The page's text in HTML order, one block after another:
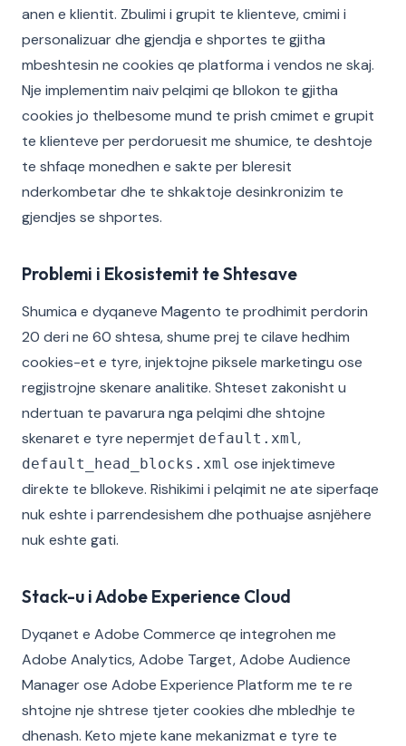
anen e klientit. Zbulimi i grupit te klienteve, cmimi i
personalizuar dhe gjendja e shportes te gjitha
mbeshtesin ne cookies qe platforma i vendos ne skaj.
Nje implementim naiv pelqimi qe bllokon te gjitha
cookies jo thelbesome mund te prish cmimet e grupit
te klienteve per perdoruesit me shumice, te deshtoje
te shfaqe monedhen e sakte per bleresit
nderkombetar dhe te shkaktoje desinkronizim te
gjendjes se shportes.
Problemi i Ekosistemit te Shtesave
Shumica e dyqaneve Magento te prodhimit perdorin
20 deri ne 60 shtesa, shume prej te cilave hedhim
cookies-et e tyre, injektojne piksele marketingu ose
regjistrojne skenare analitike. Shteset zakonisht u
ndertuan te pavarura nga pelqimi dhe shtojne
skenaret e tyre nepermjet default.xml,
default_head_blocks.xml ose injektimeve
direkte te bllokeve. Rishikimi i pelqimit ne ate siperfaqe
nuk eshte i parrendesishem dhe pothuajse asnjëhere
nuk eshte gati.
Stack-u i Adobe Experience Cloud
Dyqanet e Adobe Commerce qe integrohen me
Adobe Analytics, Adobe Target, Adobe Audience
Manager ose Adobe Experience Platform me te re
shtojne nje shtrese tjeter cookies dhe mbledhje te
dhenash. Keto mjete kane mekanizmat e tyre te